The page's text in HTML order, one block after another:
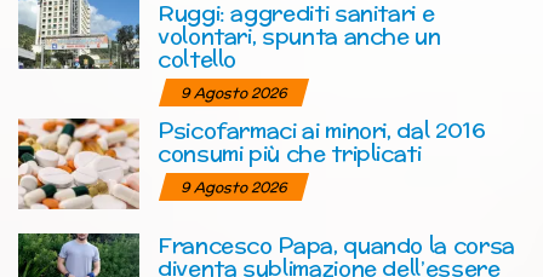
Ruggi: aggrediti sanitari e
volontari, spunta anche un
coltello
9 Agosto 2026
Psicofarmaci ai minori, dal 2016
consumi più che triplicati
9 Agosto 2026
Francesco Papa, quando la corsa
diventa sublimazione dell’essere